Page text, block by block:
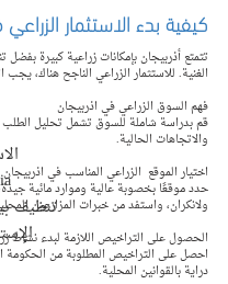
تنظيف
كيفية بدء الاستثمار
تتمتع أذربيجان بإمكانات زراعية كبيرة بفضل
الغنية. للاستثمار الزراعي الناجح هناك،
فهم السوق الزراعي في اذربيجان
قم بدراسة شاملة للسوق تشمل تحليل الطلب
والاتجاهات الحالية.
اختيار الموقع  الزراعي المناسب في اذربيجان
حدد موقعًا بخصوبة عالية وموارد مائية
ولانكران، واستفد من خبرات المزارعين
الحصول على التراخيص اللازمة لبدء نشاط
احصل على التراخيص المطلوبة من الحكومة
دراية بالقوانين المحلية.